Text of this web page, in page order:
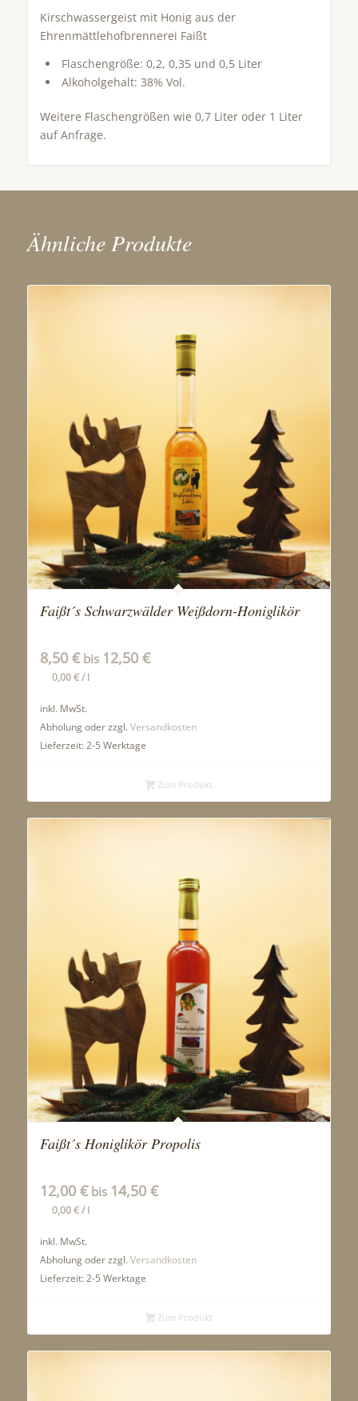
Kirschwassergeist mit Honig aus der
Ehrenmättlehofbrennerei Faißt
Flaschengröße: 0,2, 0,35 und 0,5 Liter
Alkoholgehalt: 38% Vol.
Weitere Flaschengrößen wie 0,7 Liter oder 1 Liter
auf Anfrage.
Ähnliche Produkte
Faißt´s Schwarzwälder Weißdorn-Honiglikör
8,50 €bis 12,50 €
0,00€/l
inkl. MwSt.
Abholung oder zzgl. Versandkosten
Lieferzeit:2-5 Werktage
Zum Produkt
Faißt´s Honiglikör Propolis
12,00 €bis 14,50 €
0,00€/l
inkl. MwSt.
Abholung oder zzgl. Versandkosten
Lieferzeit:2-5 Werktage
Zum Produkt